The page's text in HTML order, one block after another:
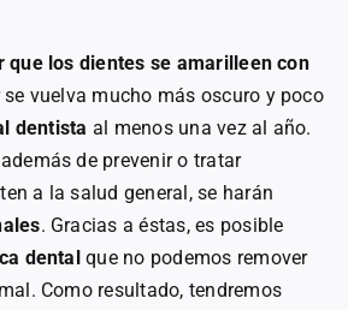
que los dientes se amarilleen con
vuelva mucho más oscuro y poco
dentista al menos una vez al año.
de prevenir o tratar
a la salud general, se harán
. Gracias a éstas, es posible
dental que no podemos remover
Como resultado, tendremos